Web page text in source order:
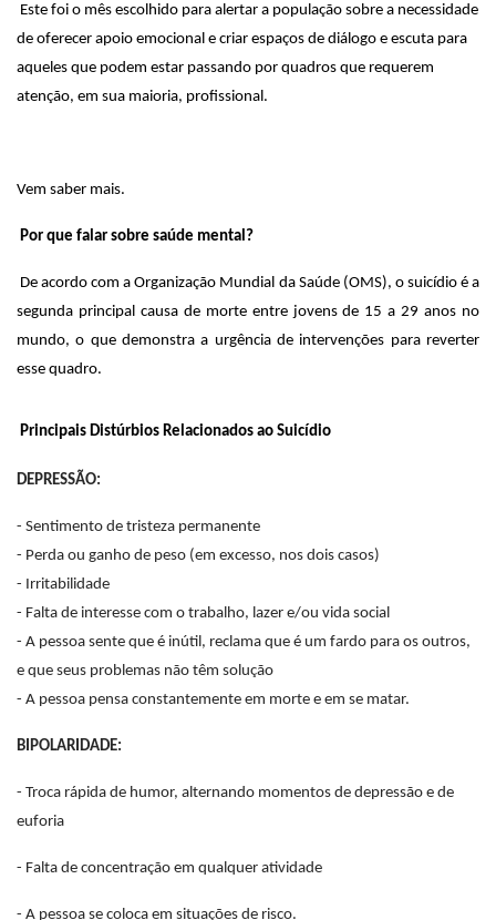
Este foi o mês escolhido para alertar a população sobre a necessidade
de oferecer apoio emocional e criar espaços de diálogo e escuta para
aqueles que podem estar passando por quadros que requerem
atenção, em sua maioria, profissional.
Vem saber mais.
Por que falar sobre saúde mental?
De acordo com a Organização Mundial da Saúde (OMS), o suicídio é a
segunda principal causa de morte entre jovens de 15 a 29 anos no
mundo, o que demonstra a urgência de intervenções para reverter
esse quadro.
Principais Distúrbios Relacionados ao Suicídio
DEPRESSÃO:
- Sentimento de tristeza permanente
- Perda ou ganho de peso (em excesso, nos dois casos)
- Irritabilidade
- Falta de interesse com o trabalho, lazer e/ou vida social
- A pessoa sente que é inútil, reclama que é um fardo para os outros,
e que seus problemas não têm solução
- A pessoa pensa constantemente em morte e em se matar.
BIPOLARIDADE:
- Troca rápida de humor, alternando momentos de depressão e de
euforia
- Falta de concentração em qualquer atividade
- A pessoa se coloca em situações de risco.